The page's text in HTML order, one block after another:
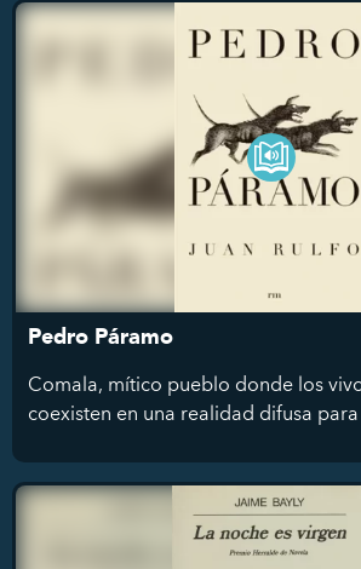
Pedro Páramo
Comala, mítico pueblo donde los
coexisten en una realidad difusa